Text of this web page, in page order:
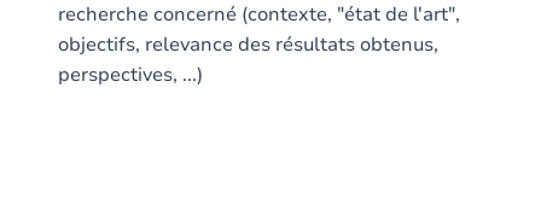
recherche concerné (contexte, "état de l'art",
objectifs, relevance des résultats obtenus,
perspectives, ...)